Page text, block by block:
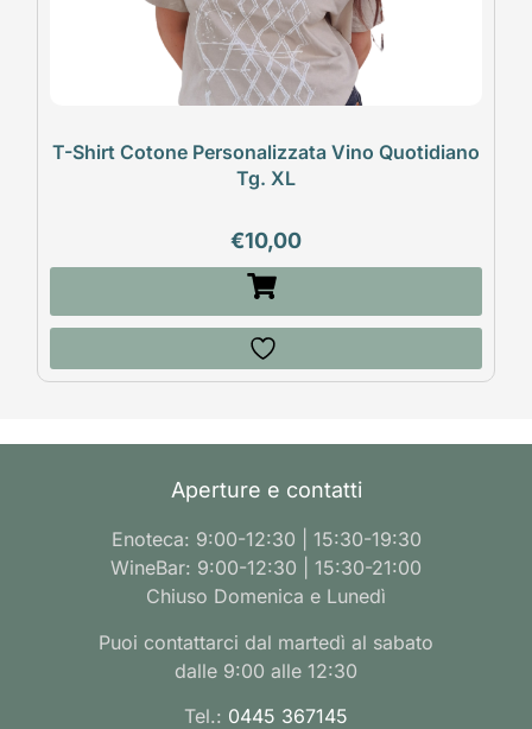
T-Shirt Cotone Personalizzata Vino Quotidiano
Tg. XL
€10,00
Aperture e contatti
Enoteca: 9:00-12:30 | 15:30-19:30
WineBar: 9:00-12:30 | 15:30-21:00
Chiuso Domenica e Lunedì
Puoi contattarci dal martedì al sabato
dalle 9:00 alle 12:30
Tel.: 0445 367145